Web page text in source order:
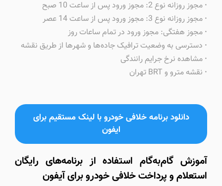
· مجوز روزانه نوع 2: مجوز ورود پس از ساعت 10 صبح
· مجوز روزانه نوع 3: مجوز ورود پس از ساعت 14 عصر
· مجوز هفتگی: مجوز ورود در تمام ساعات روز
· دسترسی به وضعیت ترافیک جاده‌ها و شهرها از طریق نقشه
· مشاهده نرخ جرایم رانندگی
· نقشه مترو و BRT تهران
دانلود برنامه خلافی خودرو با لینک مستقیم برای
ایفون
آموزش گام‌به‌گام استفاده از برنامه‌های رایگان
استعلام و پرداخت خلافی خودرو برای آیفون